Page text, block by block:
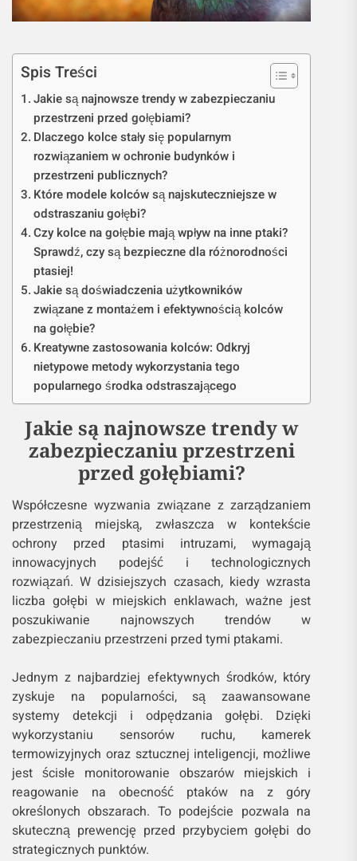
Spis Treści
Jakie są najnowsze trendy w zabezpieczaniu
przestrzeni przed gołębiami?
Dlaczego kolce stały się popularnym
rozwiązaniem w ochronie budynków i
przestrzeni publicznych?
Które modele kolców są najskuteczniejsze w
odstraszaniu gołębi?
Czy kolce na gołębie mają wpływ na inne ptaki?
Sprawdź, czy są bezpieczne dla różnorodności
ptasiej!
Jakie są doświadczenia użytkowników
związane z montażem i efektywnością kolców
na gołębie?
Kreatywne zastosowania kolców: Odkryj
nietypowe metody wykorzystania tego
popularnego środka odstraszającego
Jakie są najnowsze trendy w
zabezpieczaniu przestrzeni
przed gołębiami?
Współczesne wyzwania związane z zarządzaniem
przestrzenią miejską, zwłaszcza w kontekście
ochrony przed ptasimi intruzami, wymagają
innowacyjnych podejść i technologicznych
rozwiązań. W dzisiejszych czasach, kiedy wzrasta
liczba gołębi w miejskich enklawach, ważne jest
poszukiwanie najnowszych trendów w
zabezpieczaniu przestrzeni przed tymi ptakami.
Jednym z najbardziej efektywnych środków, który
zyskuje na popularności, są zaawansowane
systemy detekcji i odpędzania gołębi. Dzięki
wykorzystaniu sensorów ruchu, kamerek
termowizyjnych oraz sztucznej inteligencji, możliwe
jest ścisłe monitorowanie obszarów miejskich i
reagowanie na obecność ptaków na z góry
określonych obszarach. To podejście pozwala na
skuteczną prewencję przed przybyciem gołębi do
strategicznych punktów.